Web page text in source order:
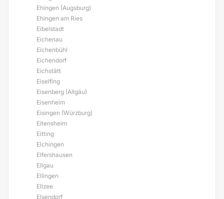
Ehingen (Augsburg)
Ehingen am Ries
Eibelstadt
Eichenau
Eichenbühl
Eichendorf
Eichstätt
Eiselfing
Eisenberg (Allgäu)
Eisenheim
Eisingen (Würzburg)
Eitensheim
Eitting
Elchingen
Elfershausen
Ellgau
Ellingen
Ellzee
Elsendorf